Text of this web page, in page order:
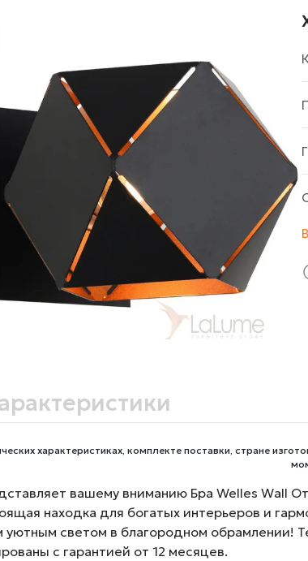
характеристиках, комплекте поставки, стране
вашему вниманию Бра Welles Wall
находка для богатых интерьеров и
светом в благородном обрамлении!
с гарантией от 12 месяцев.